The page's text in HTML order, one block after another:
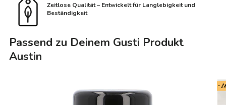
Zeitlose Qualität – Entwickelt für Langlebigkeit und
Beständigkeit
Passend zu Deinem Gusti Produkt
Austin
-